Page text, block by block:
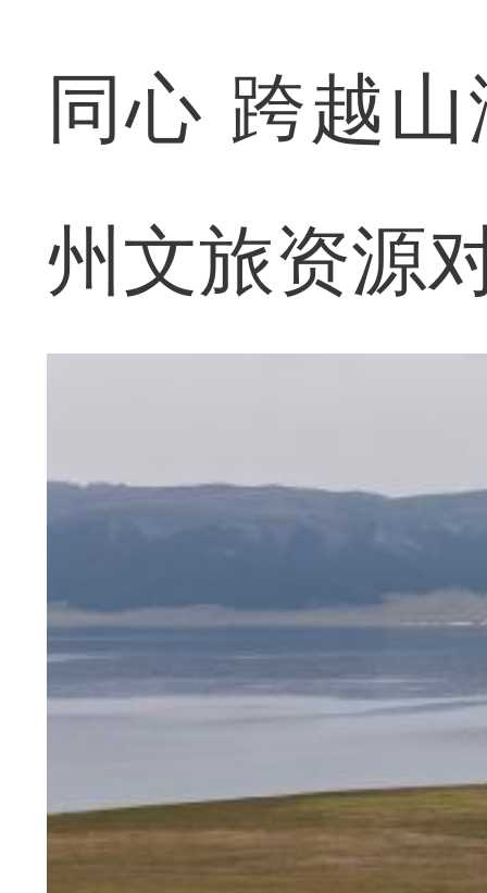
同心 跨越
州文旅资源